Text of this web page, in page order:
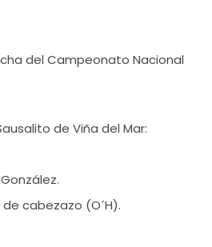
del Campeonato Nacional
de Viña del Mar:
cabezazo (O´H).